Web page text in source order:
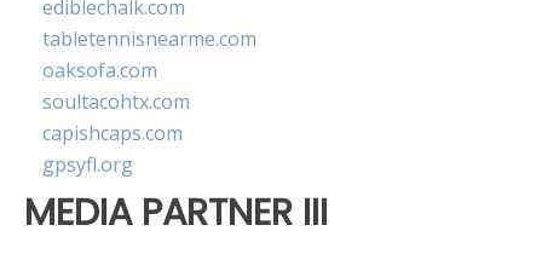
ediblechalk.com
tabletennisnearme.com
oaksofa.com
soultacohtx.com
capishcaps.com
gpsyfl.org
MEDIA PARTNER III